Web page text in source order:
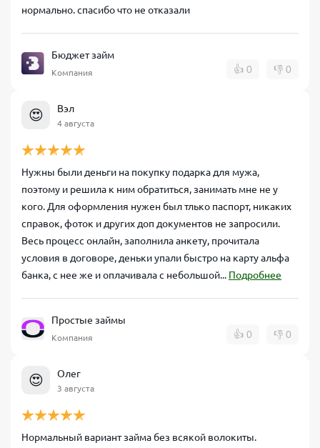
нормально. спасибо что не отказали
Бюджет займ
Компания 👍 0 👎 0
😍 Вэл
4 августа
Нужны были деньги на покупку подарка для мужа,
поэтому и решила к ним обратиться, занимать мне не у
кого. Для оформления нужен был тлько паспорт, никаких
справок, фоток и других доп документов не запросили.
Весь процесс онлайн, заполнила анкету, прочитала
условия в договоре, деньки упали быстро на карту альфа
банка, с нее же и оплачивала с небольшой... Подробнее
Простые займы
Компания 👍 0 👎 0
😍 Олег
3 августа
Нормальный вариант займа без всякой волокиты.